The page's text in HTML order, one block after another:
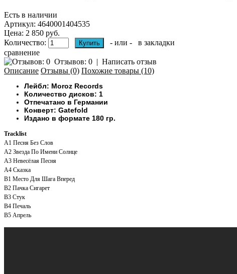
Есть в наличии
Артикул: 4640001404535
Цена: 2 850 руб.
Количество:
- или -
в закладки
сравнение
Отзывов: 0 | Написать отзыв
Описание Отзывы (0) Похожие товары (10)
Лейбл: Moroz Records
Количество дисков: 1
Отпечатано в Германии
Конверт: Gatefold
Издано в формате 180 гр.
Tracklist
A1 Песня Без Слов
A2 Звезда По Имени Солнце
A3 Невесёлая Песня
A4 Сказка
B1 Место Для Шага Вперед
B2 Пачка Сигарет
B3 Стук
B4 Печаль
B5 Апрель